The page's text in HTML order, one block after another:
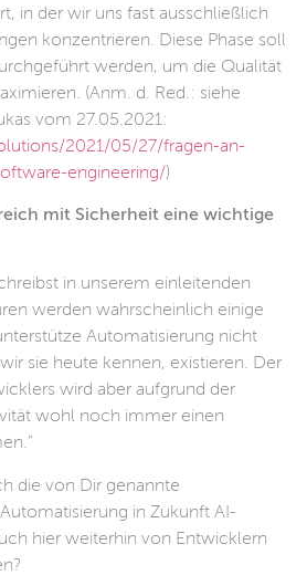
in der wir uns fast ausschließlich
konzentrieren. Diese Phase soll
werden, um die Qualität
(Anm. d. Red.: siehe
vom 27.05.2021:
2021/05/27/fragen-an-
engineering/)
mit Sicherheit eine wichtige
in unserem einleitenden
werden wahrscheinlich einige
Automatisierung nicht
sie heute kennen, existieren. Der
wird aber aufgrund der
wohl noch immer einen
die von Dir genannte
in Zukunft AI-
hier weiterhin von Entwicklern